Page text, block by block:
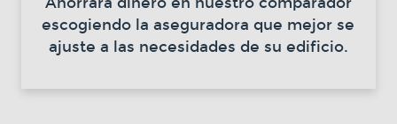
escogiendo la aseguradora que mejor se
ajuste a las necesidades de su edificio.